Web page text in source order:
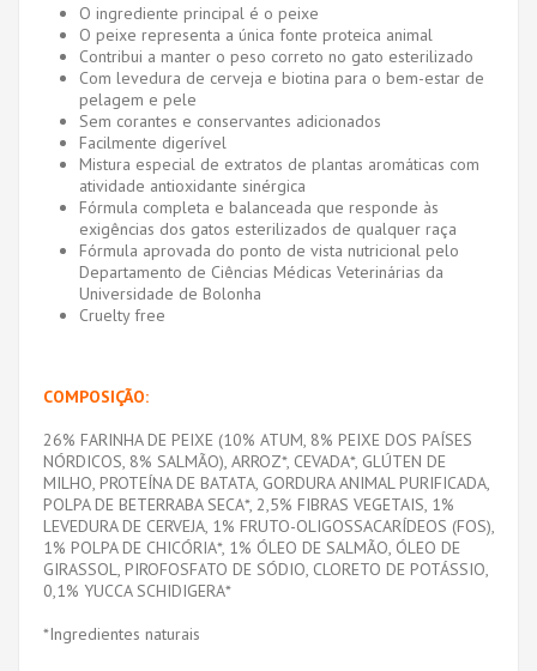
O ingrediente principal é o peixe
O peixe representa a única fonte proteica animal
Contribui a manter o peso correto no gato esterilizado
Com levedura de cerveja e biotina para o bem-estar de
pelagem e pele
Sem corantes e conservantes adicionados
Facilmente digerível
Mistura especial de extratos de plantas aromáticas com
atividade antioxidante sinérgica
Fórmula completa e balanceada que responde às
exigências dos gatos esterilizados de qualquer raça
Fórmula aprovada do ponto de vista nutricional pelo
Departamento de Ciências Médicas Veterinárias da
Universidade de Bolonha
Cruelty free
COMPOSIÇÃO:
26% FARINHA DE PEIXE (10% ATUM, 8% PEIXE DOS PAÍSES
NÓRDICOS, 8% SALMÃO), ARROZ*, CEVADA*, GLÚTEN DE
MILHO, PROTEÍNA DE BATATA, GORDURA ANIMAL PURIFICADA,
POLPA DE BETERRABA SECA*, 2,5% FIBRAS VEGETAIS, 1%
LEVEDURA DE CERVEJA, 1% FRUTO-OLIGOSSACARÍDEOS (FOS),
1% POLPA DE CHICÓRIA*, 1% ÓLEO DE SALMÃO, ÓLEO DE
GIRASSOL, PIROFOSFATO DE SÓDIO, CLORETO DE POTÁSSIO,
0,1% YUCCA SCHIDIGERA*
*Ingredientes naturais